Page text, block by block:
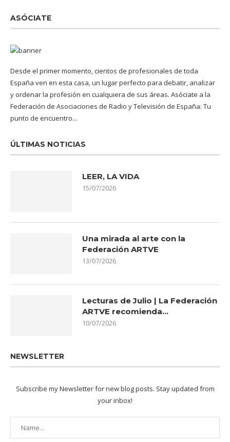
ASÓCIATE
Desde el primer momento, cientos de profesionales de toda
España ven en esta casa, un lugar perfecto para debatir, analizar
y ordenar la profesión en cualquiera de sus áreas. Asóciate a la
Federación de Asociaciones de Radio y Televisión de España: Tu
punto de encuentro...
ÚLTIMAS NOTICIAS
LEER, LA VIDA
15/07/2026
Una mirada al arte con la
Federación ARTVE
13/07/2026
Lecturas de Julio | La Federación
ARTVE recomienda…
10/07/2026
NEWSLETTER
Subscribe my Newsletter for new blog posts. Stay updated from
your inbox!